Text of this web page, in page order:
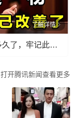
了解详情
凡是皮肤瘙痒1月以上，不管皮痒多久了，牢记此法，快！准！狠！
打开腾讯新闻查看更多